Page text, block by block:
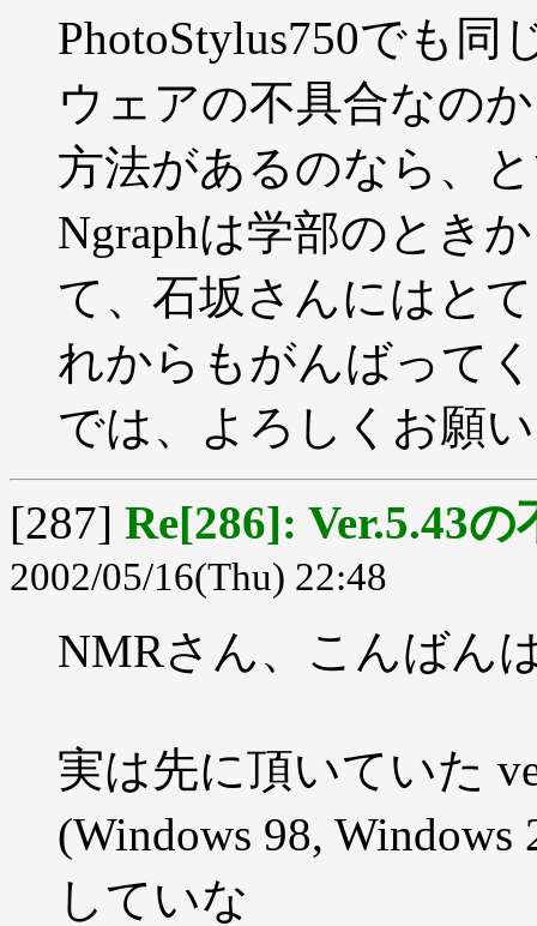
PhotoStylus750でも
ウェアの不具合なの
方法があるのなら、
Ngraphは学部のとき
て、石坂さんにはと
れからもがんばって
では、よろしくお願
[287] Re[286]: Ver.5.43の
2002/05/16(Thu) 22:48
NMRさん、こんばん
実は先に頂いていた
(Windows 98,
していな